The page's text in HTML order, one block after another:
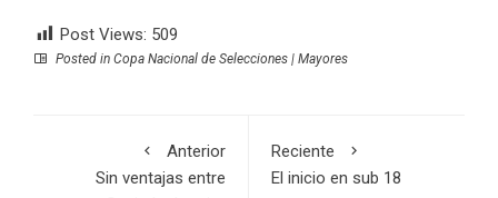
Post Views: 509
Posted in Copa Nacional de Selecciones | Mayores
Anterior
Sin ventajas entre
Reciente
El inicio en sub 18